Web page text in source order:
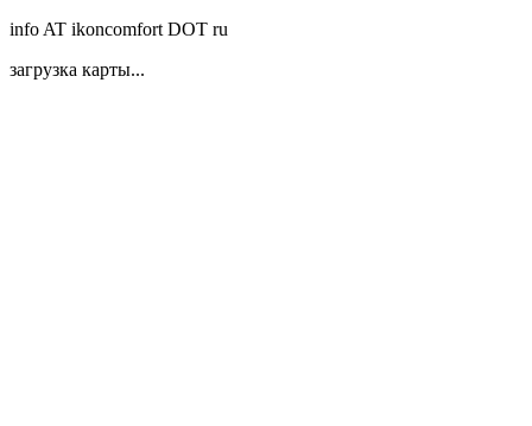
info AT ikoncomfort DOT ru
загрузка карты...